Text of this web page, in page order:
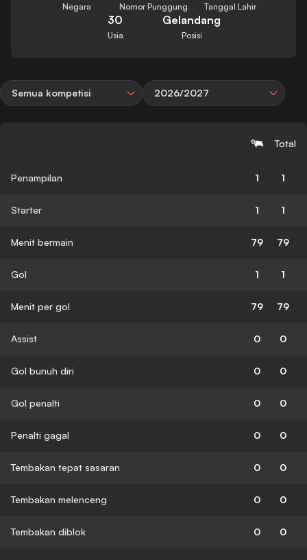
Negara Nomor Punggung Tanggal Lahir
30
Usia
Gelandang
Posisi
Semua kompetisi 2026/2027
Total
Penampilan 1 1
Starter 1 1
Menit bermain 79 79
Gol 1 1
Menit per gol 79 79
Assist 0 0
Gol bunuh diri 0 0
Gol penalti 0 0
Penalti gagal 0 0
Tembakan tepat sasaran 0 0
Tembakan melenceng 0 0
Tembakan diblok 0 0